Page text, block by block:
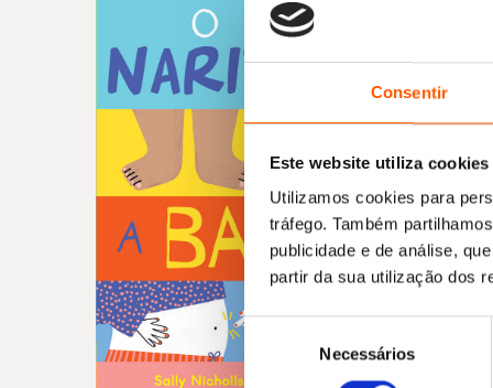
Consentir
Este website utiliza cookies
Utilizamos cookies para
tráfego. Também
publicidade e de análise,
partir da sua utilização dos
Seleção
consentimento
Necessários